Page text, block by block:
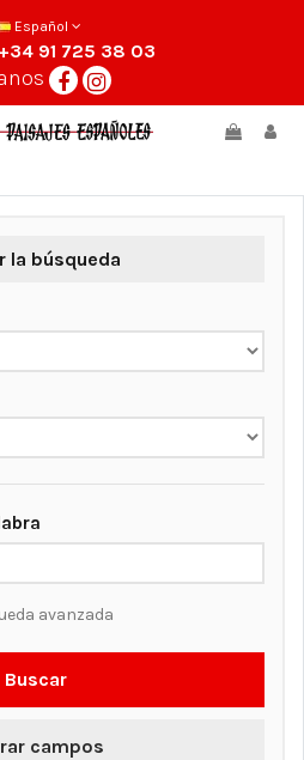
Español
+34 91 725 38 03
la búsqueda
avanzada
Buscar
campos